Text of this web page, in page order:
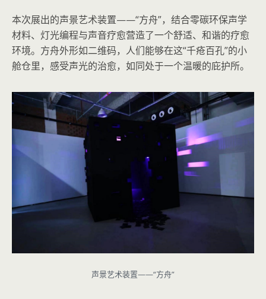
本次展出的声景艺术装置——“方舟”，结合零碳环保声学
材料、灯光编程与声音疗愈营造了一个舒适、和谐的疗愈
环境。方舟外形如二维码，人们能够在这“千疮百孔”的小
舱仓里，感受声光的治愈，如同处于一个温暖的庇护所。
声景艺术装置——“方舟”